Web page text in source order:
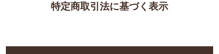
特定商取引法に基づく表示